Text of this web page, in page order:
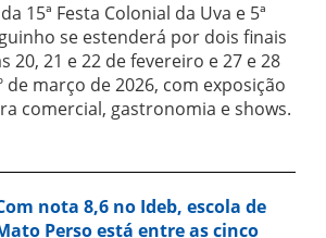
15ª Festa Colonial da Uva e 5ª
se estenderá por dois finais
20, 21 e 22 de fevereiro e 27 e 28
de março de 2026, com exposição
comercial, gastronomia e shows.
nota 8,6 no Ideb, escola de
Perso está entre as cinco